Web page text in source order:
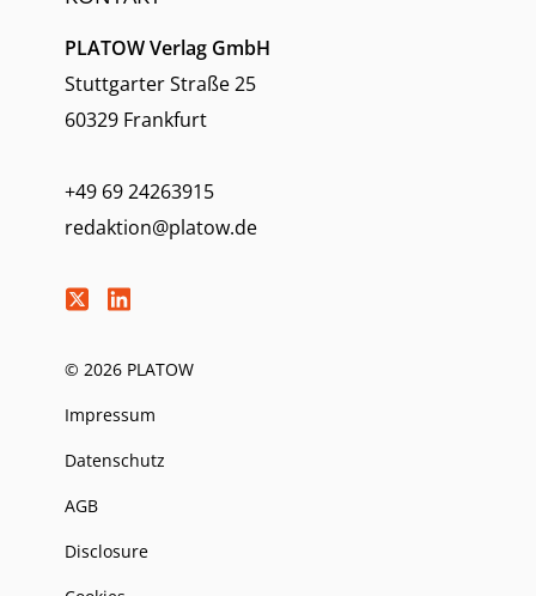
PLATOW Verlag GmbH
Stuttgarter Straße 25
60329 Frankfurt
+49 69 24263915
redaktion@platow.de
© 2026 PLATOW
Impressum
Datenschutz
AGB
Disclosure